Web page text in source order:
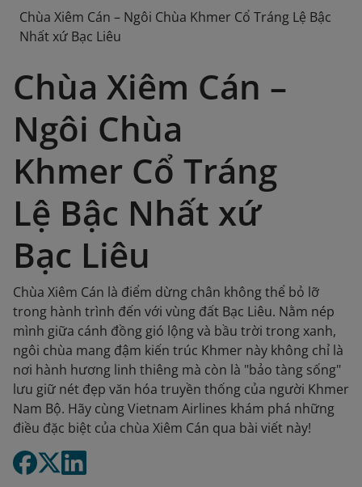
Chùa Xiêm Cán – Ngôi Chùa Khmer Cổ Tráng Lệ Bậc
Nhất xứ Bạc Liêu
Chùa Xiêm Cán –
Ngôi Chùa
Khmer Cổ Tráng
Lệ Bậc Nhất xứ
Bạc Liêu
Chùa Xiêm Cán là điểm dừng chân không thể bỏ lỡ
trong hành trình đến với vùng đất Bạc Liêu. Nằm nép
mình giữa cánh đồng gió lộng và bầu trời trong xanh,
ngôi chùa mang đậm kiến trúc Khmer này không chỉ là
nơi hành hương linh thiêng mà còn là "bảo tàng sống"
lưu giữ nét đẹp văn hóa truyền thống của người Khmer
Nam Bộ. Hãy cùng Vietnam Airlines khám phá những
điều đặc biệt của chùa Xiêm Cán qua bài viết này!